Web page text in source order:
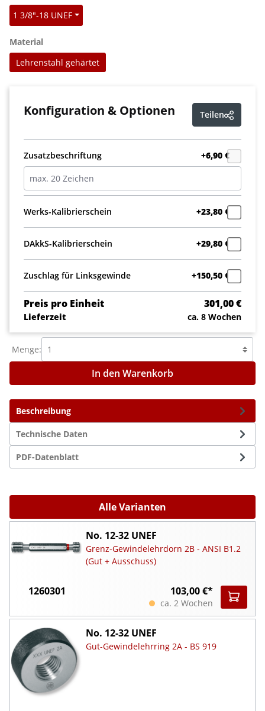
Beschreibung
Technische Daten
PDF-Datenblatt
1 3/8"-18 UNEF
Materialauswählen
Lehrenstahl gehärtet
Konfiguration & Optionen Teilen
Zusatzbeschriftung +6,90 €
Werks-Kalibrierschein +23,80 €
DAkkS-Kalibrierschein +29,80 €
Zuschlag für Linksgewinde +150,50 €
Preis pro Einheit 301,00 €
Lieferzeit ca. 8 Wochen
Menge:
In den Warenkorb
Alle Varianten
No. 12-32 UNEF
Grenz-Gewindelehrdorn 2B - ANSI B1.2
(Gut + Ausschuss)
1260301 103,00 €*
ca. 2 Wochen
No. 12-32 UNEF
Gut-Gewindelehrring 2A - BS 919